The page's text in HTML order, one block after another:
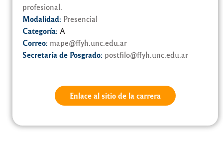
profesional.
Modalidad: Presencial
Categoría: A
Correo: mape@ffyh.unc.edu.ar
Secretaría de Posgrado: postfilo@ffyh.unc.edu.ar
Enlace al sitio de la carrera